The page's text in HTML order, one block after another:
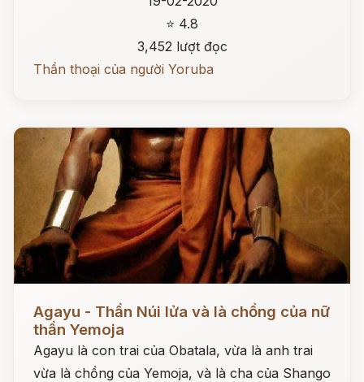
⭐ 4.8
3,452 lượt đọc
Thần thoại của người Yoruba
Agayu - Thần Núi lửa và là chồng của nữ
thần Yemoja
Agayu là con trai của Obatala, vừa là anh trai
vừa là chồng của Yemoja, và là cha của Shango